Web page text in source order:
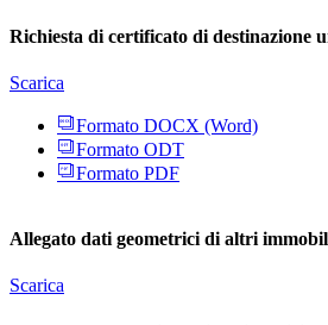
Richiesta di certificato di destinazione
Scarica
Formato DOCX (Word)
Formato ODT
Formato PDF
Allegato dati geometrici di altri
Scarica